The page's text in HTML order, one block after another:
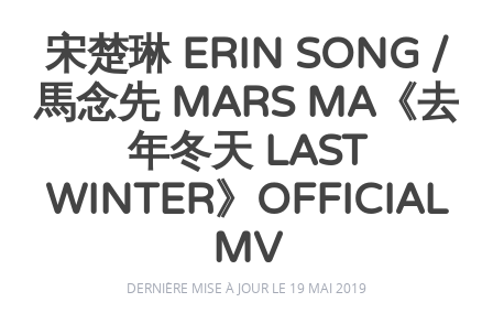
宋楚琳 ERIN SONG /
馬念先 MARS MA《去
年冬天 LAST
WINTER》OFFICIAL
MV
DERNIÈRE MISE À JOUR LE 19 MAI 2019